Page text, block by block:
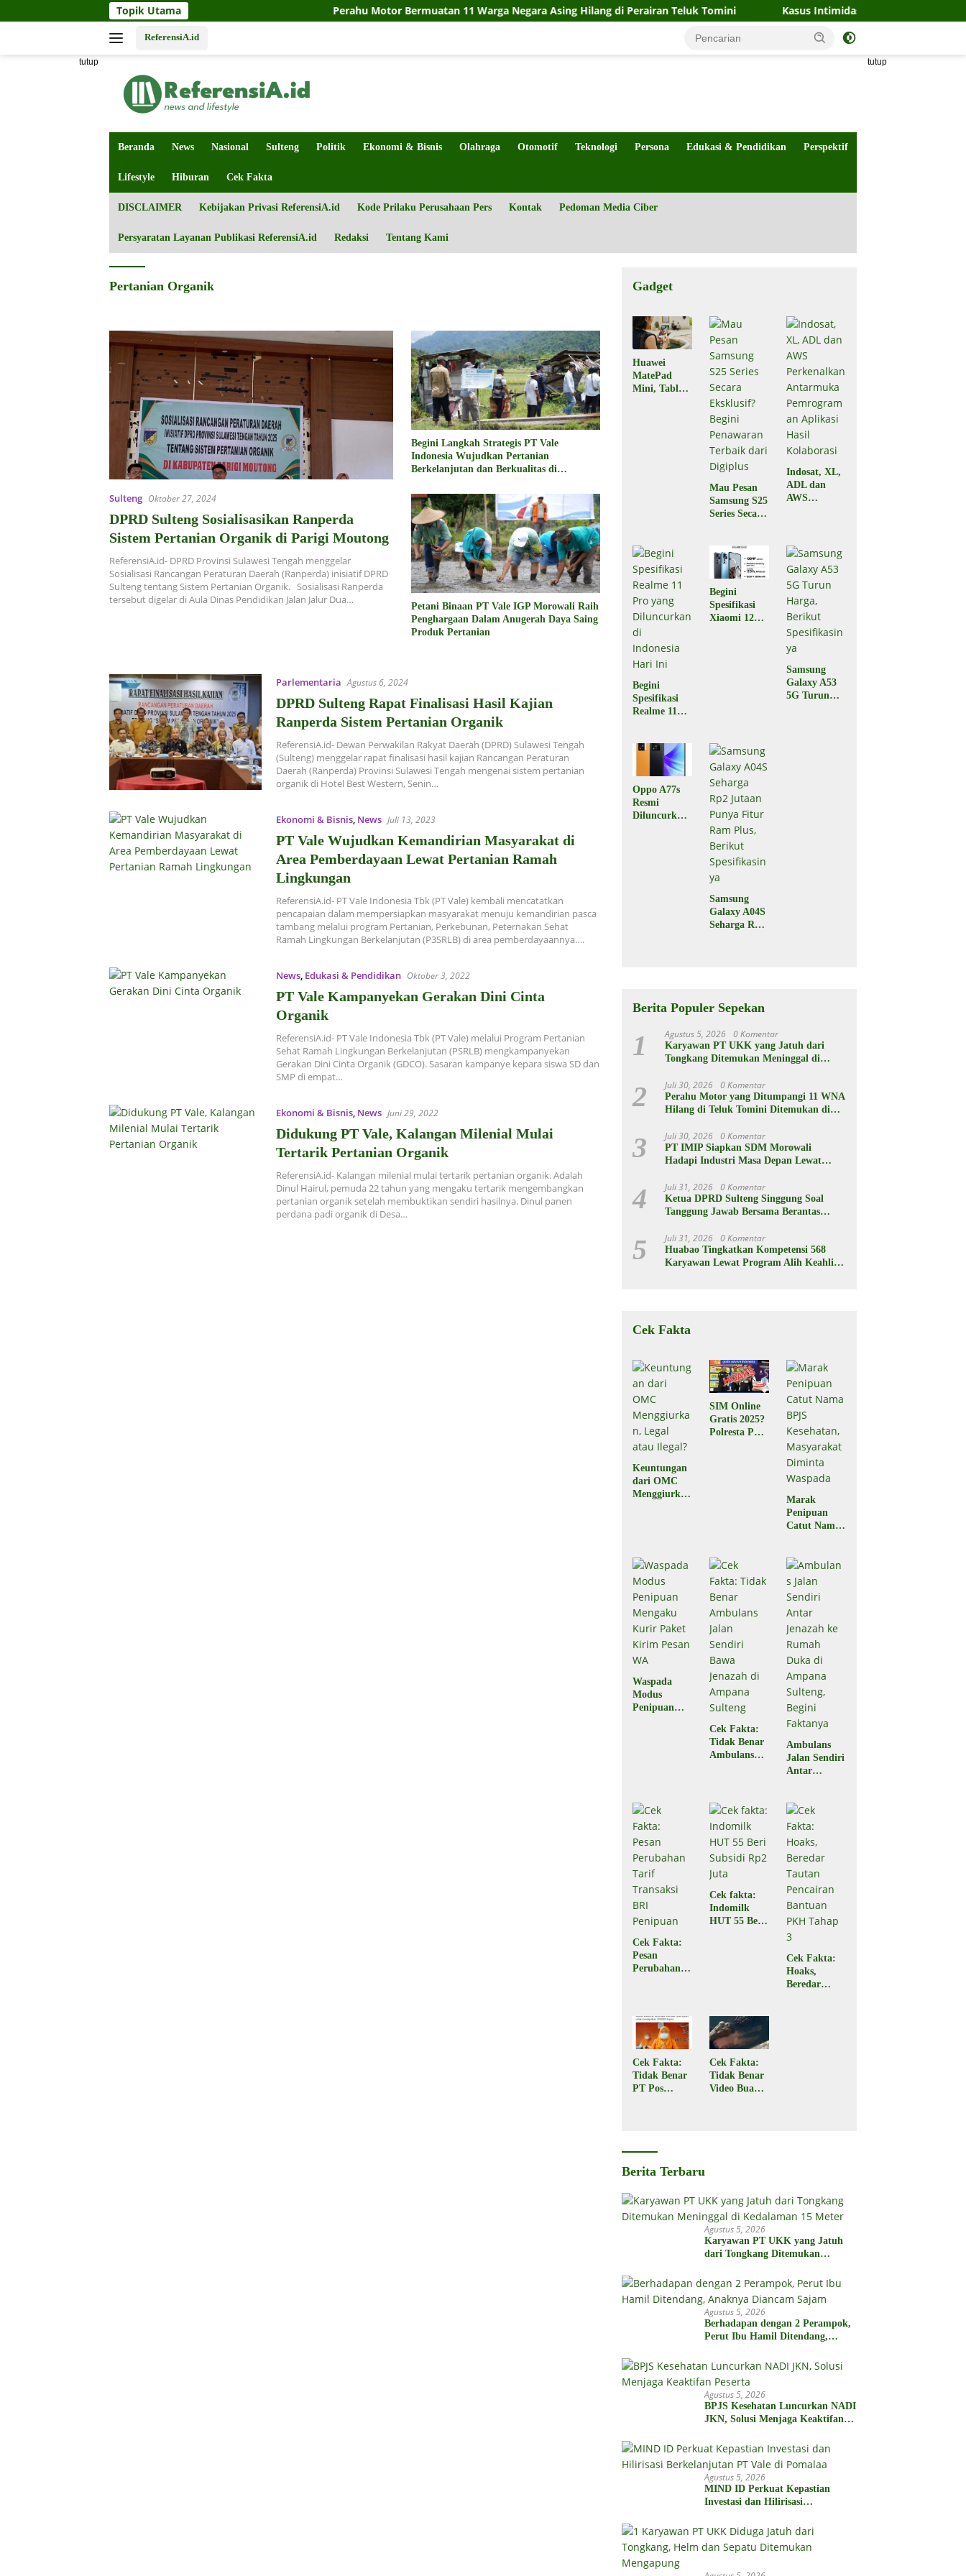
ke
Topik Utama Perahu Motor Bermuatan 11 Warga Negara Asing Hilang di Perairan Teluk Tomini Kasus Intimidasi Wartawan di Palu Naik
ReferensiA.id
tutup tutup
Beranda News Nasional Sulteng Politik Ekonomi & Bisnis Olahraga Otomotif Teknologi Persona Edukasi & Pendidikan Perspektif
Lifestyle Hiburan Cek Fakta
DISCLAIMER Kebijakan Privasi ReferensiA.id Kode Prilaku Perusahaan Pers Kontak Pedoman Media Ciber
Persyaratan Layanan Publikasi ReferensiA.id Redaksi Tentang Kami
Pertanian Organik
Sulteng Oktober 27, 2024
DPRD Sulteng Sosialisasikan Ranperda
Sistem Pertanian Organik di Parigi Moutong
ReferensiA.id- DPRD Provinsi Sulawesi Tengah menggelar
Sosialisasi Rancangan Peraturan Daerah (Ranperda) inisiatif DPRD
Sulteng tentang Sistem Pertanian Organik. Sosialisasi Ranperda
tersebut digelar di Aula Dinas Pendidikan Jalan Jalur Dua…
Begini Langkah Strategis PT Vale
Indonesia Wujudkan Pertanian
Berkelanjutan dan Berkualitas di
Petani Binaan PT Vale IGP Morowali Raih
Penghargaan Dalam Anugerah Daya Saing
Produk Pertanian
Parlementaria Agustus 6, 2024
DPRD Sulteng Rapat Finalisasi Hasil Kajian
Ranperda Sistem Pertanian Organik
ReferensiA.id- Dewan Perwakilan Rakyat Daerah (DPRD) Sulawesi Tengah
(Sulteng) menggelar rapat finalisasi hasil kajian Rancangan Peraturan
Daerah (Ranperda) Provinsi Sulawesi Tengah mengenai sistem pertanian
organik di Hotel Best Western, Senin…
Ekonomi & Bisnis, News Juli 13, 2023
PT Vale Wujudkan Kemandirian Masyarakat di
Area Pemberdayaan Lewat Pertanian Ramah
Lingkungan
ReferensiA.id- PT Vale Indonesia Tbk (PT Vale) kembali mencatatkan
pencapaian dalam mempersiapkan masyarakat menuju kemandirian pasca
tambang melalui program Pertanian, Perkebunan, Peternakan Sehat
Ramah Lingkungan Berkelanjutan (P3SRLB) di area pemberdayaannya….
News, Edukasi & Pendidikan Oktober 3, 2022
PT Vale Kampanyekan Gerakan Dini Cinta
Organik
ReferensiA.id- PT Vale Indonesia Tbk (PT Vale) melalui Program Pertanian
Sehat Ramah Lingkungan Berkelanjutan (PSRLB) mengkampanyekan
Gerakan Dini Cinta Organik (GDCO). Sasaran kampanye kepara siswa SD dan
SMP di empat…
Ekonomi & Bisnis, News Juni 29, 2022
Didukung PT Vale, Kalangan Milenial Mulai
Tertarik Pertanian Organik
ReferensiA.id- Kalangan milenial mulai tertarik pertanian organik. Adalah
Dinul Hairul, pemuda 22 tahun yang mengaku tertarik mengembangkan
pertanian organik setelah membuktikan sendiri hasilnya. Dinul panen
perdana padi organik di Desa…
Gadget
Huawei
MatePad
Mini, Tablet
Mau Pesan
Samsung S25
Series Secara
Penawaran
Terbaik dari
Digiplus
Indosat, XL,
ADL dan
AWS
n Aplikasi
Hasil
Kolaborasi
Begini
Spesifikasi
Realme 11
di Indonesia
Hari Ini
Begini
Spesifikasi
Xiaomi 12T
Samsung
Galaxy A53
5G Turun
Oppo A77s
Resmi
Diluncurkan,
Samsung
Galaxy A04S
Seharga Rp2
Berita Populer Sepekan
1 Agustus 5, 2026 0 Komentar
Karyawan PT UKK yang Jatuh dari
Tongkang Ditemukan Meninggal di
2 Juli 30, 2026 0 Komentar
Perahu Motor yang Ditumpangi 11 WNA
Hilang di Teluk Tomini Ditemukan di
3 Juli 30, 2026 0 Komentar
PT IMIP Siapkan SDM Morowali
Hadapi Industri Masa Depan Lewat
4 Juli 31, 2026 0 Komentar
Ketua DPRD Sulteng Singgung Soal
Tanggung Jawab Bersama Berantas
5 Juli 31, 2026 0 Komentar
Huabao Tingkatkan Kompetensi 568
Karyawan Lewat Program Alih Keahlian
Cek Fakta
Keuntungan
dari OMC
Menggiurkan
SIM Online
Gratis 2025?
Polresta Palu
Marak
Penipuan
Catut Nama
Masyarakat
Diminta
Waspada
Waspada
Modus
Penipuan
Cek Fakta:
Tidak Benar
Ambulans
Ampana
Sulteng
Ambulans
Jalan Sendiri
Antar
di Ampana
Sulteng,
Begini
Faktanya
Cek Fakta:
Pesan
Perubahan
Penipuan
Cek fakta:
Indomilk
HUT 55 Beri
Cek Fakta:
Hoaks,
Beredar
Cek Fakta:
Tidak Benar
PT Pos
Rp2 Juta
Cek Fakta:
Tidak Benar
Video Buaya
Berita Terbaru
Agustus 5, 2026
Karyawan PT UKK yang Jatuh
dari Tongkang Ditemukan
Meter
Agustus 5, 2026
Berhadapan dengan 2 Perampok,
Perut Ibu Hamil Ditendang,
Agustus 5, 2026
BPJS Kesehatan Luncurkan NADI
JKN, Solusi Menjaga Keaktifan
Agustus 5, 2026
MIND ID Perkuat Kepastian
Investasi dan Hilirisasi
Pomalaa